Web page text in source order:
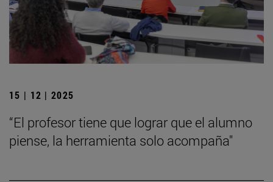
15 | 12 | 2025
“El profesor tiene que lograr que el alumno
piense, la herramienta solo acompaña"